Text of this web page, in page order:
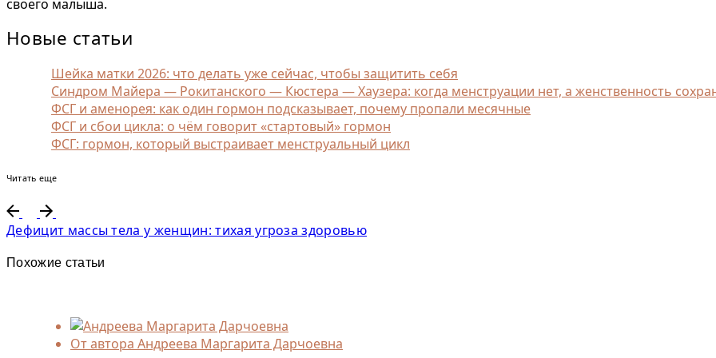
своего малыша.
Новые статьи
Шейка матки 2026: что делать уже сейчас, чтобы защитить себя
Синдром Майера — Рокитанского — Кюстера — Хаузера: когда менструации нет, а женственность
ФСГ и аменорея: как один гормон подсказывает, почему пропали месячные
ФСГ и сбои цикла: о чём говорит «стартовый» гормон
ФСГ: гормон, который выстраивает менструальный цикл
Читать еще
Дефицит массы тела у женщин: тихая угроза здоровью
Похожие статьи
От автора Андреева Маргарита Дарчоевна